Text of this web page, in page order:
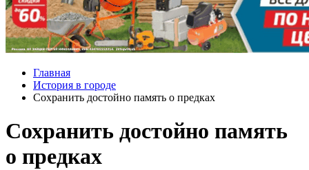
Главная
История в городе
Сохранить достойно память о предках
Сохранить достойно память
о предках